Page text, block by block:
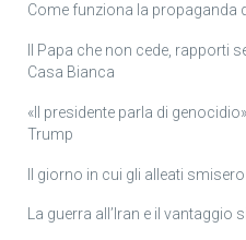
Come funziona la propaganda
Il Papa che non cede, rapporti
Casa Bianca
«Il presidente parla di
Trump
Il giorno in cui gli alleati
La guerra all’Iran e il vantaggio